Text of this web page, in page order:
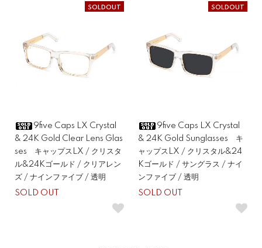
SOLDOUT
9five Caps LX Crystal
& 24K Gold Clear Lens Glas
ses キャップスLX / クリスタ
ル&24Kゴールド / クリアレン
ズ / ナインファイブ / 透明
SOLD OUT
SOLDOUT
9five Caps LX Crystal
& 24K Gold Sunglasses キ
ャップスLX / クリスタル&24
Kゴールド / サングラス / ナイ
ンファイブ / 透明
SOLD OUT